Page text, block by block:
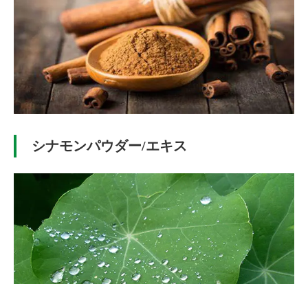
シナモンパウダー/エキス